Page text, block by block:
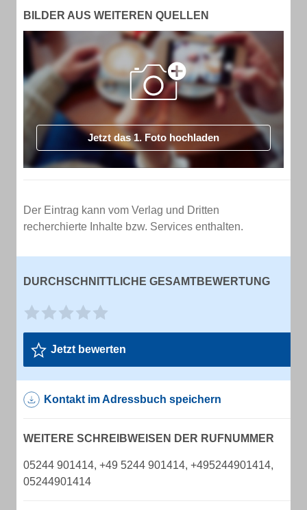
BILDER AUS WEITEREN QUELLEN
Jetzt das 1. Foto hochladen
Der Eintrag kann vom Verlag und Dritten
recherchierte Inhalte bzw. Services enthalten.
DURCHSCHNITTLICHE GESAMTBEWERTUNG
Jetzt bewerten
Kontakt im Adressbuch speichern
WEITERE SCHREIBWEISEN DER RUFNUMMER
05244 901414, +49 5244 901414, +495244901414,
05244901414